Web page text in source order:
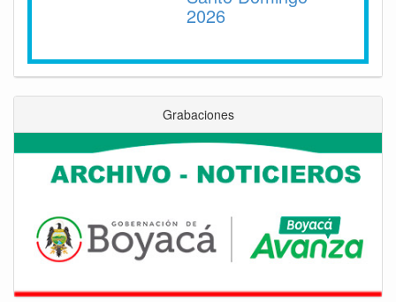
2026
Grabaciones